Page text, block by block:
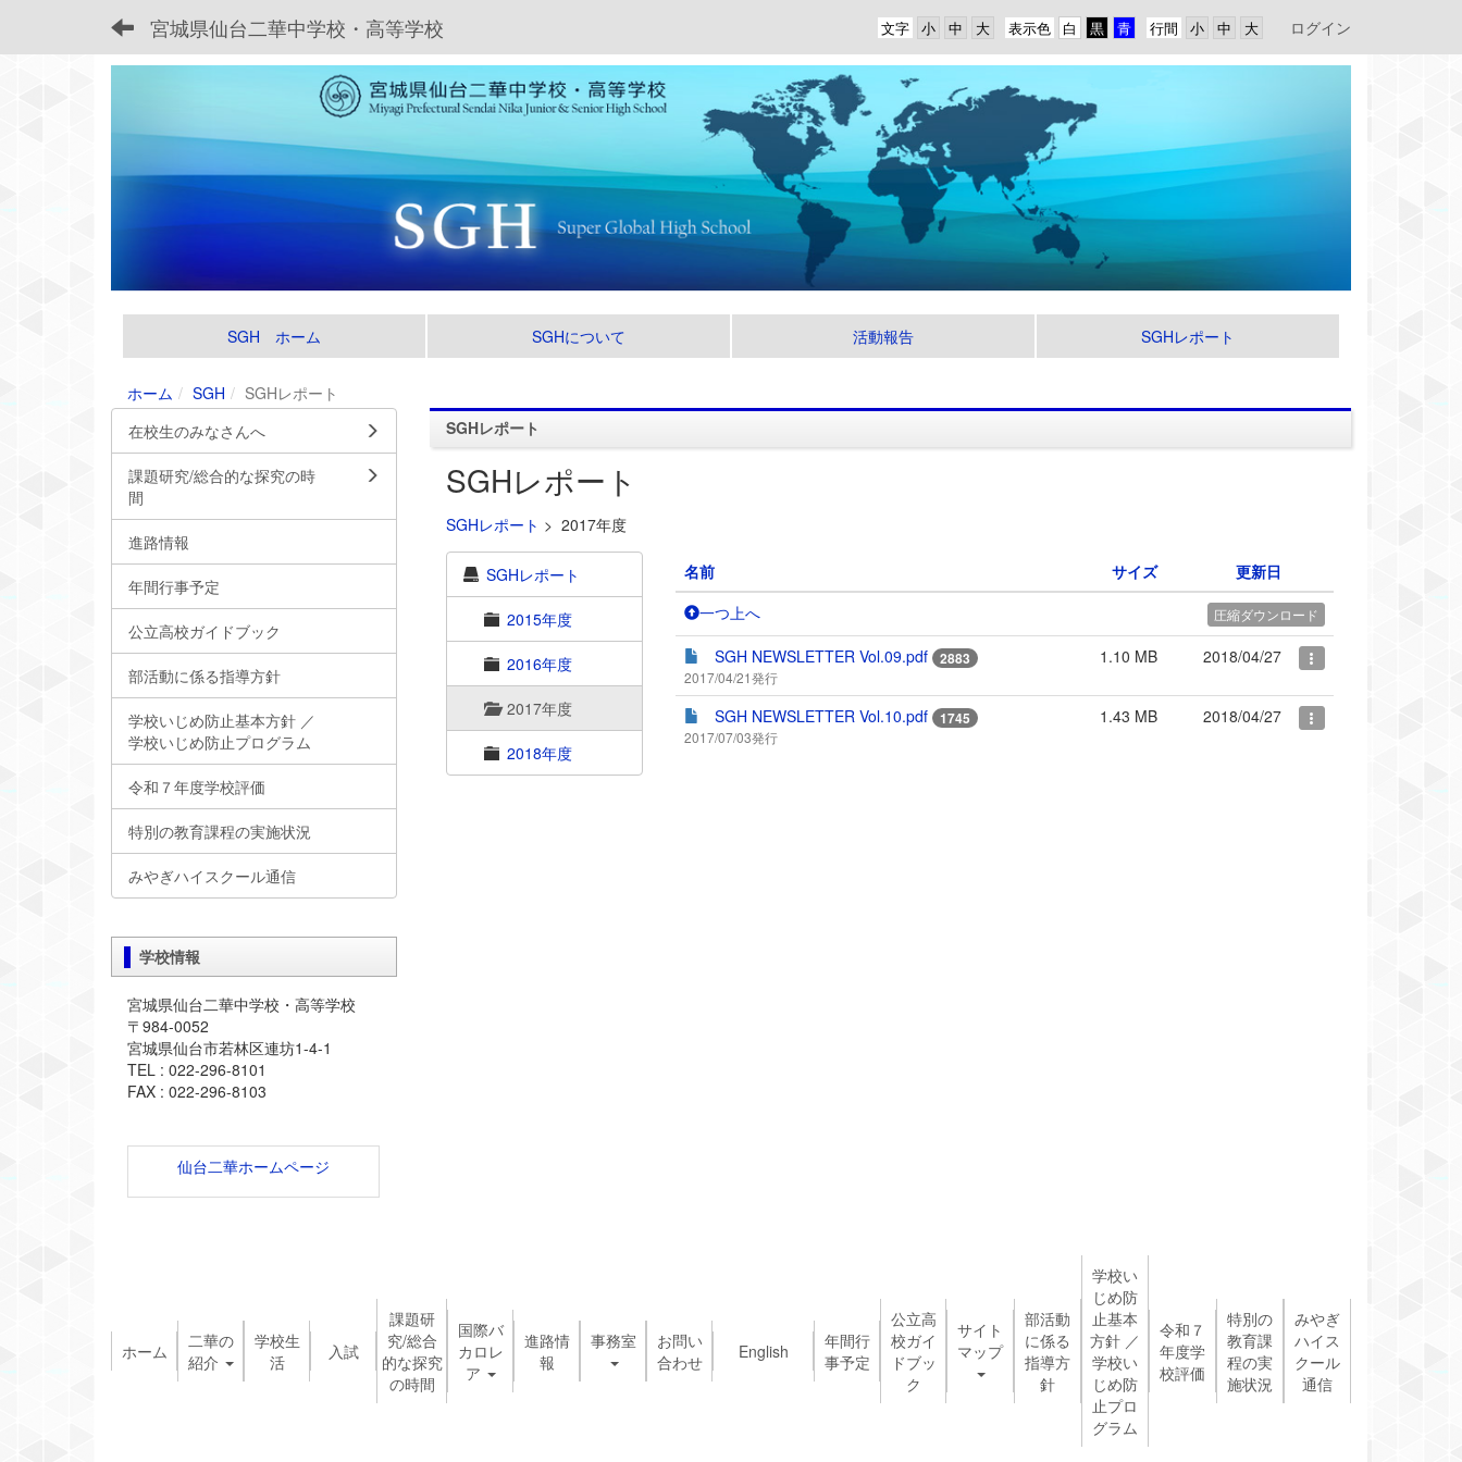
宮城県仙台二華中学校・高等学校 行間
表示色
文字 ログイン
SGH ホーム SGHについて 活動報告 SGHレポート
ホーム SGH
SGHレポート
SGHレポート
SGHレポート
SGHレポート > 2017年度
SGHレポート
2015年度
2016年度
2017年度
2018年度
名前 サイズ
更新日
一つ上へ
圧縮ダウンロード
SGH NEWSLETTER Vol.09.pdf 2883
2017/04/21発行
1.10 MB 2018/04/27
SGH NEWSLETTER Vol.10.pdf 1745
2017/07/03発行
1.43 MB 2018/04/27
在校生のみなさんへ
課題研究/総合的な探究の時
間
進路情報
年間行事予定
公立高校ガイドブック
部活動に係る指導方針
学校いじめ防止基本方針 ／
学校いじめ防止プログラム
令和７年度学校評価
特別の教育課程の実施状況
みやぎハイスクール通信
学校情報
宮城県仙台二華中学校・高等学校
〒984-0052
宮城県仙台市若林区連坊1-4-1
TEL : 022-296-8101
FAX : 022-296-8103
仙台二華ホームページ
ホーム
二華の
紹介
学校生
活
入試
課題研
究/総合
的な探究
の時間
国際バ
カロレ
ア
進路情
報
事務室
お問い
合わせ
English
年間行
事予定
公立高
校ガイ
ドブッ
ク
サイト
マップ
部活動
に係る
指導方
針
学校い
じめ防
止基本
方針 ／
学校い
じめ防
止プロ
グラム
令和７
年度学
校評価
特別の
教育課
程の実
施状況
みやぎ
ハイス
クール
通信